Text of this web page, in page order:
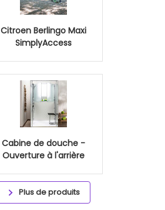
Citroen Berlingo Maxi
SimplyAccess
Cabine de douche -
Ouverture à l'arrière
Plus de produits